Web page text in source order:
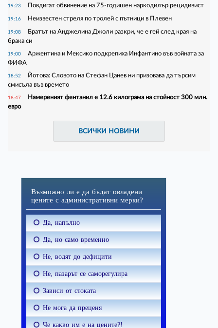
19:23 Повдигат обвинение на 75-годишен наркодилър рецидивист
19:16 Неизвестен стреля по тролей с пътници в Плевен
19:08
Братът на Анджелина Джоли разкри, че е гей след края на
брака си
19:00
Аржентина и Мексико подкрепиха Инфантино във войната за
ФИФА
18:52
Йотова: Словото на Стефан Цанев ни призовава да търсим
смисъла във времето
18:47
Намереният фентанил е 12.6 килограма на стойност 300 млн.
евро
ВСИЧКИ НОВИНИ